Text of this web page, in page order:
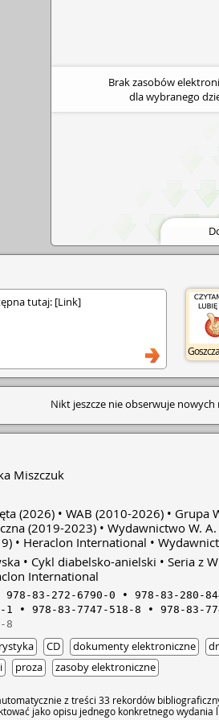
Brak zasobów
dla wybranego
tutaj: [Link]
Nikt jeszcze nie obserwuje nowych
Miszczuk
(2026) WAB (2010-2026) Grupa
(2019-2023) Wydawnictwo W.
Heraclon International
Cykl diabelsko-anielski Seria z
International
978-83-272-6790-0 978-83-280-
1
978-83-7747-518-8 978-83-
8
CD dokumenty elektroniczne
proza zasoby elektroniczne
z treści 33 rekordów
jako opisu jednego konkretnego wydania